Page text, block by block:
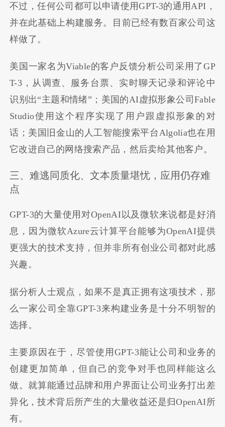
不过，任何公司都可以申请使用GPT-3的通用API，
并在此基础上构建服务。目前已经有数百家公司这
样做了。
美国一家名为Viable的客户反馈分析公司采用了GP
T-3，从调查、服务台票、实时聊天记录和评论中
识别出“主题和情绪”；美国的AI虚拟形象公司Fable
Studio使用这个程序实现了用户跟虚拟形象的对
话；美国旧金山的人工智能搜索平台Algolia也在用
它改进自己的网络搜索产品，然后卖给其他客户。
三、难逃同质化、文本质量堪忧，应用仍存难
点
GPT-3的大量使用对OpenAI以及微软来说都是好消
息，因为微软Azure云计算平台能够为OpenAI提供
更强大的技术支持，但并非所有创业公司都对此感
兴趣。
据分析人士观点，如果不是真正拥有这项技术，那
么一家公司全靠GPT-3来构建业务是十分不明智的
选择。
主要原因在于，尽管使用GPT-3能让公司和业务的
创建更加简单，但自己的竞争对手也同样能这么
做。就算能通过品牌和用户界面让公司业务打出差
异化，技术背后所产生的大量收益还是归OpenAI所
有。